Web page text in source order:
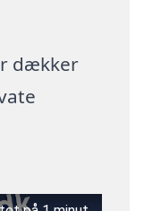
dækker